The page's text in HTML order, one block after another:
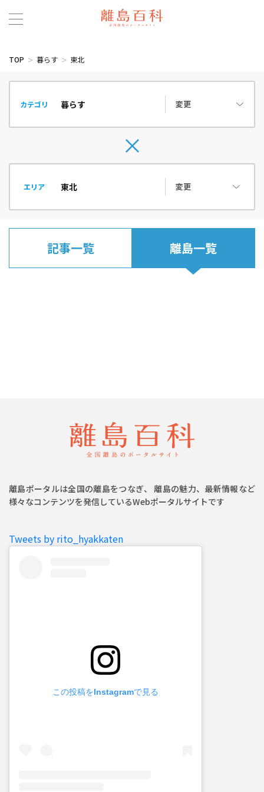
TOP 暮らす 東北
カテゴリ 変更
エリア 変更
記事一覧 離島一覧
離島ポータルは全国の離島をつなぎ、 離島の魅力、最新情報など
様々なコンテンツを発信しているWebポータルサイトです
Tweets by rito_hyakkaten
この投稿をInstagramで見る